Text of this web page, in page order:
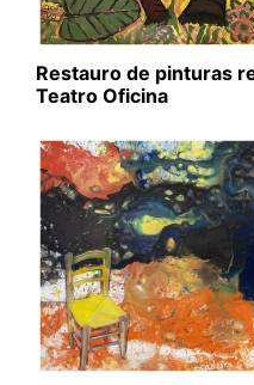
Restauro de pinturas
Teatro Oficina